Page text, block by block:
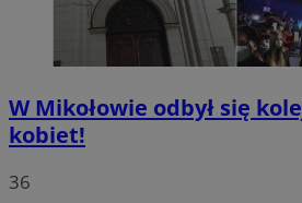
W Mikołowie odbył się
kobiet!
36